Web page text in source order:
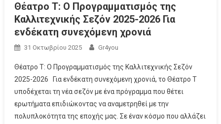
Θέατρο Τ: Ο Προγραμματισμός της
Καλλιτεχνικής Σεζόν 2025-2026 Για
ενδέκατη συνεχόμενη χρονιά
31 Οκτωβρίου 2025 Gr4you
Θέατρο Τ: Ο Προγραμματισμός της Καλλιτεχνικής Σεζόν
2025-2026 Για ενδέκατη συνεχόμενη χρονιά, το Θέατρο Τ
υποδέχεται τη νέα σεζόν με ένα πρόγραμμα που θέτει
ερωτήματα επιδιώκοντας να αναμετρηθεί με την
πολυπλοκότητα της εποχής μας. Σε έναν κόσμο που αλλάζει